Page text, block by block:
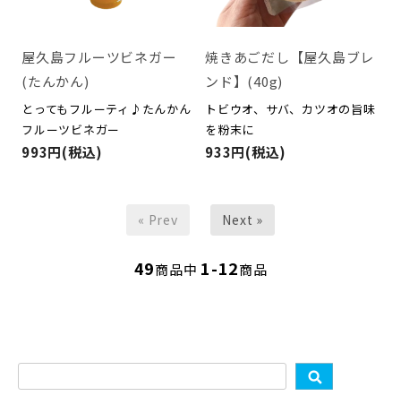
屋久島フルーツビネガー
(たんかん)
とってもフルーティ♪たんかん
フルーツビネガー
993円(税込)
焼きあごだし【屋久島ブレ
ンド】(40g)
トビウオ、サバ、カツオの旨味
を粉末に
933円(税込)
« Prev Next »
49商品中 1-12商品